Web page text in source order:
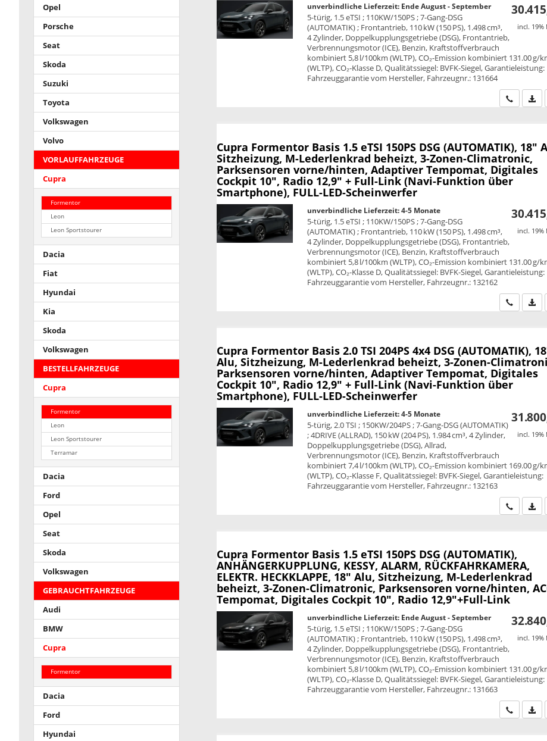
incl. 19%
unverbindliche Lieferzeit: Ende August - September
5-türig, 1.5 eTSI ; 110KW/150PS ; 7-Gang-DSG
(AUTOMATIK) ; Frontantrieb, 110 kW (150 PS), 1.498 cm³,
4 Zylinder, Doppelkupplungsgetriebe (DSG), Frontantrieb,
Verbrennungsmotor (ICE), Benzin, Kraftstoffverbrauch
kombiniert 5,8 l/100km (WLTP), CO₂-Emission kombiniert 131.00 g/
(WLTP), CO₂-Klasse D, Qualitätssiegel: BVFK-Siegel, Garantieleistung:
Fahrzeuggarantie vom Hersteller, Fahrzeugnr.: 131664
Wir rufen
Cupra Formentor Basis 1.5 eTSI 150PS DSG (AUTOMATIK), 18"
Sitzheizung, M-Lederlenkrad beheizt, 3-Zonen-Climatronic,
Parksensoren vorne/hinten, Adaptiver Tempomat, Digitales
Cockpit 10", Radio 12,9" + Full-Link (Navi-Funktion über
Smartphone), FULL-LED-Scheinwerfer
incl. 19%
unverbindliche Lieferzeit: 4-5 Monate
5-türig, 1.5 eTSI ; 110KW/150PS ; 7-Gang-DSG
(AUTOMATIK) ; Frontantrieb, 110 kW (150 PS), 1.498 cm³,
4 Zylinder, Doppelkupplungsgetriebe (DSG), Frontantrieb,
Verbrennungsmotor (ICE), Benzin, Kraftstoffverbrauch
kombiniert 5,8 l/100km (WLTP), CO₂-Emission kombiniert 131.00 g/
(WLTP), CO₂-Klasse D, Qualitätssiegel: BVFK-Siegel, Garantieleistung:
Fahrzeuggarantie vom Hersteller, Fahrzeugnr.: 132162
Wir rufen
Cupra Formentor Basis 2.0 TSI 204PS 4x4 DSG (AUTOMATIK),
Alu, Sitzheizung, M-Lederlenkrad beheizt, 3-Zonen-
Parksensoren vorne/hinten, Adaptiver Tempomat, Digitales
Cockpit 10", Radio 12,9" + Full-Link (Navi-Funktion über
Smartphone), FULL-LED-Scheinwerfer
incl. 19%
unverbindliche Lieferzeit: 4-5 Monate
5-türig, 2.0 TSI ; 150KW/204PS ; 7-Gang-DSG (AUTOMATIK)
; 4DRIVE (ALLRAD), 150 kW (204 PS), 1.984 cm³, 4 Zylinder,
Doppelkupplungsgetriebe (DSG), Allrad,
Verbrennungsmotor (ICE), Benzin, Kraftstoffverbrauch
kombiniert 7,4 l/100km (WLTP), CO₂-Emission kombiniert 169.00 g/
(WLTP), CO₂-Klasse F, Qualitätssiegel: BVFK-Siegel, Garantieleistung:
Fahrzeuggarantie vom Hersteller, Fahrzeugnr.: 132163
Wir rufen
Cupra Formentor Basis 1.5 eTSI 150PS DSG (AUTOMATIK),
ANHÄNGERKUPPLUNG, KESSY, ALARM, RÜCKFAHRKAMERA,
ELEKTR. HECKKLAPPE, 18" Alu, Sitzheizung, M-Lederlenkrad
beheizt, 3-Zonen-Climatronic, Parksensoren vorne/hinten,
Tempomat, Digitales Cockpit 10", Radio 12,9"+Full-Link
incl. 19%
unverbindliche Lieferzeit: Ende August - September
5-türig, 1.5 eTSI ; 110KW/150PS ; 7-Gang-DSG
(AUTOMATIK) ; Frontantrieb, 110 kW (150 PS), 1.498 cm³,
4 Zylinder, Doppelkupplungsgetriebe (DSG), Frontantrieb,
Verbrennungsmotor (ICE), Benzin, Kraftstoffverbrauch
kombiniert 5,8 l/100km (WLTP), CO₂-Emission kombiniert 131.00 g/
(WLTP), CO₂-Klasse D, Qualitätssiegel: BVFK-Siegel, Garantieleistung:
Fahrzeuggarantie vom Hersteller, Fahrzeugnr.: 131663
Wir rufen
Opel
Porsche
Seat
Skoda
Suzuki
Toyota
Volkswagen
Volvo
VORLAUFFAHRZEUGE
Cupra
Formentor
Leon
Leon Sportstourer
Dacia
Fiat
Hyundai
Kia
Skoda
Volkswagen
BESTELLFAHRZEUGE
Cupra
Formentor
Leon
Leon Sportstourer
Terramar
Dacia
Ford
Opel
Seat
Skoda
Volkswagen
GEBRAUCHTFAHRZEUGE
Audi
BMW
Cupra
Formentor
Dacia
Ford
Hyundai